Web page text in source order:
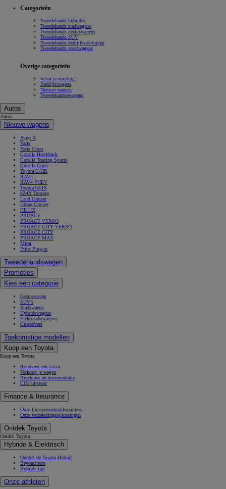
Categorieën
Tweedehands hybrides
Tweedehands stadwagens
Tweedehands gezinswagens
Tweedehands SUV
Tweedehands bedrijfsvoertuigen
Tweedehands sportwagens
Overige categorieën
Schat je voertuig
Bedrijfswagens
Nieuwe wagens
Tweedehandsewagens
Autos
Autos
Nieuwe wagens
Aygo X
Yaris
Yaris Cross
Corolla Hatchback
Corolla Touring Sports
Corolla Cross
Toyota C-HR
RAV4
RAV4 PHEV
Toyota bZ4X
bZ4X Touring
Land Cruiser
Urban Cruiser
HILUX
PROACE
PROACE VERSO
PROACE CITY VERSO
PROACE CITY
PROACE MAX
Mirai
Prius Plug-in
Tweedehandswagen
Promoties
Kies een categorie
Gezinswagen
SUV's
Stadswagen
Hybridewagens
Elektrischewagens
Crossovers
Toekomstige modellen
Koop een Toyota
Koop een Toyota
Reserveer een testrit
Verkoop je wagen
Brochures en documentatie
CO2 uitstoot
Finance & Insurance
Onze financieringsoplossingen
Onze verzekeringsoplossingen
Ontdek Toyota
Ontdek Toyota
Hybride & Elektrisch
Ontdek de Toyota Hybrid
Beyond zero
Hybride tips
Onze athleten